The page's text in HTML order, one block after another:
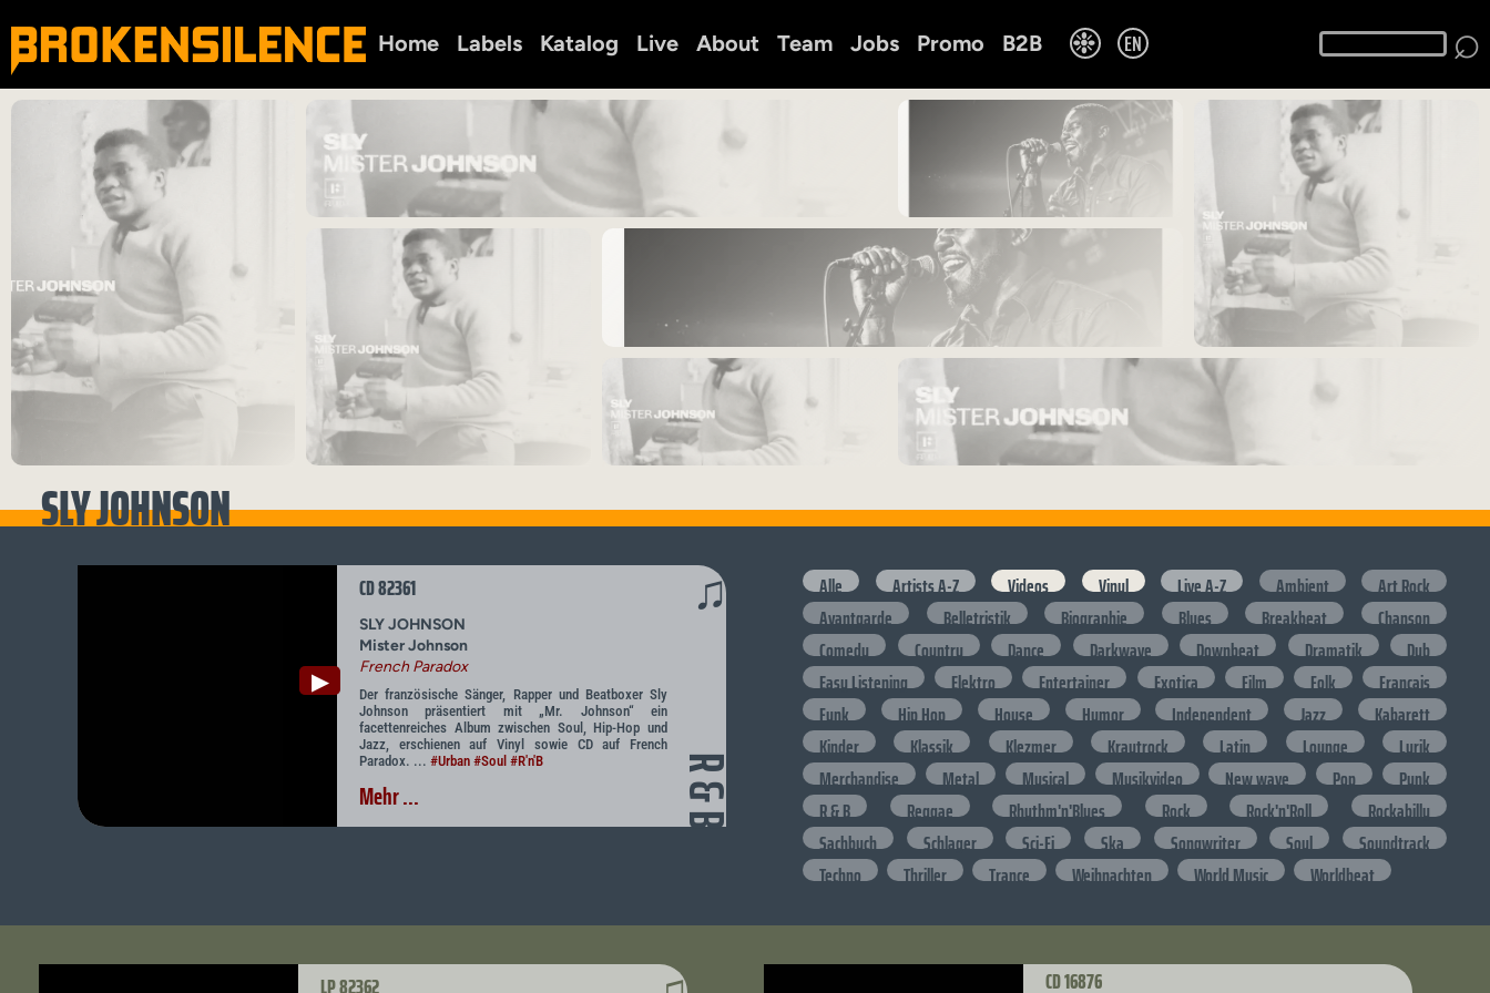
Home Labels Katalog Live About Team Jobs Promo B2B ❉ EN ⌕
SLY JOHNSON
▶
CD 82361 ♫
R & B
SLY JOHNSON
Mister Johnson
French Paradox
Der französische Sänger, Rapper und Beatboxer Sly
Johnson präsentiert mit „Mr. Johnson“ ein
facettenreiches Album zwischen Soul, Hip-Hop und
Jazz, erschienen auf Vinyl sowie CD auf French
Paradox. ... #Urban #Soul #R'n'B
Mehr ...
Alle Artists A-Z Videos Vinyl Live A-Z Ambient
Art Rock
Avantgarde
Belletristik Biographie Blues Breakbeat
Chanson
Comedy
Country Dance Darkwave Downbeat Dramatik
Dub
Easy Listening
Elektro Entertainer Exotica Film Folk
Francais
Funk
Hip Hop House Humor Independent Jazz
Kabarett
Kinder
Klassik Klezmer Krautrock Latin Lounge
Lyrik
Merchandise
Metal Musical Musikvideo New wave Pop
Punk
R & B
Reggae Rhythm'n'Blues Rock Rock'n'Roll
Rockabilly
Sachbuch
Schlager Sci-Fi Ska Songwriter Soul
Soundtrack
Techno
Thriller Trance Weihnachten World Music Worldbeat
LP 82362 CD 16876